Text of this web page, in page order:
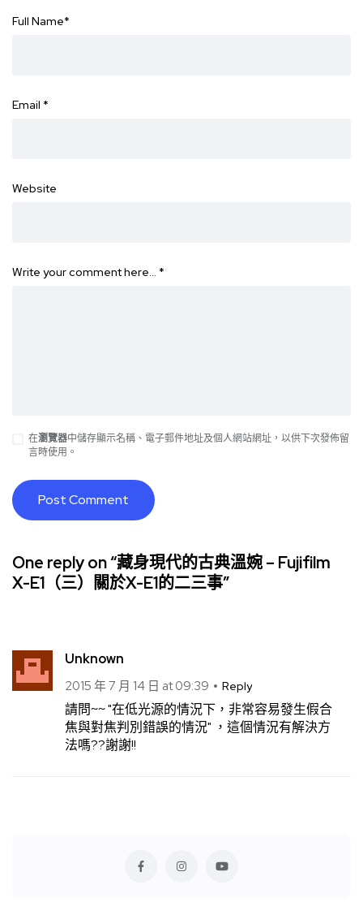
Full Name*
Email *
Website
Write your comment here… *
在瀏覽器中儲存顯示名稱、電子郵件地址及個人網站網址，以供下次發佈留
言時使用。
One reply on “藏身現代的古典溫婉 – Fujifilm
X-E1（三）關於X-E1的二三事”
Unknown
2015 年 7 月 14 日 at 09:39 Reply
請問~~ "在低光源的情況下，非常容易發生假合
焦與對焦判別錯誤的情況" ，這個情況有解決方
法嗎??謝謝!!